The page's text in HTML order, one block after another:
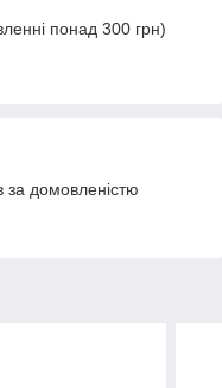
понад 300 грн)
за домовленістю